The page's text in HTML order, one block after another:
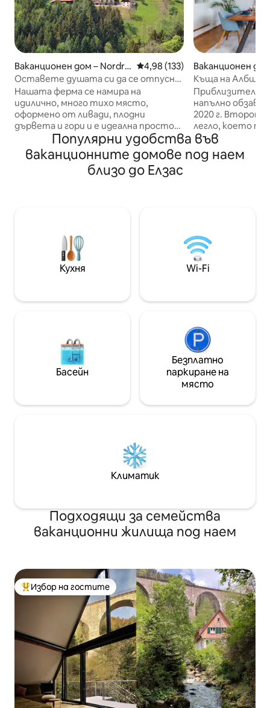
Ваканционен дом – Nordra
ch
Средна оценка: 4,98 от 5,
4,98 (133)
Оставете душата си да се отпусне
в Basilihof-Schwarzwald
Нашата ферма се намира на
идилично, много тихо място,
оформено от ливади, плодни
дървета и гори и е идеална просто
да оставите душата си да виси.
Слушайте чуруликането на
птиците и чуруликането на
щурците и се отпуснете, докато
фермата или в непосредствена
близост. Премиум и гурме
пешеходни пътеки ви канят на
обиколки в региона. Ще се радваме
Ваканционен
ck
Къща на
почивка с
Приблизително
напълно
2020 г. Второто
легло, което
спалнята или
Директно пред
тераса, освен
като в селото
съоръжение (на
Популярни удобства във
ваканционните домове под наем
близо до Елзас
Кухня Wi-Fi
Басейн
Безплатно
паркиране на
място
Климатик
Подходящи за семейства
ваканционни жилища под наем
Най-популярен избор на гостите
Избор на гостите